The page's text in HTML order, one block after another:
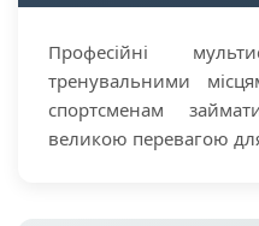
Професійні
тренувальними
спортсменам
великою перевагою